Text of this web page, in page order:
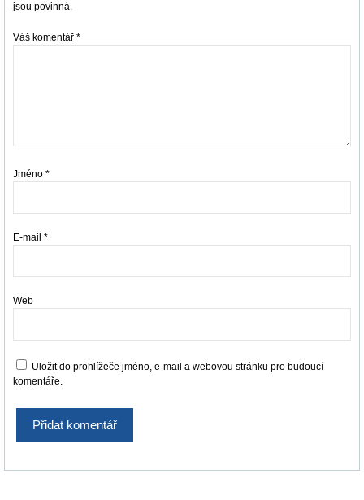
jsou povinná.
Váš komentář *
Jméno *
E-mail *
Web
Uložit do prohlížeče jméno, e-mail a webovou stránku pro budoucí
komentáře.